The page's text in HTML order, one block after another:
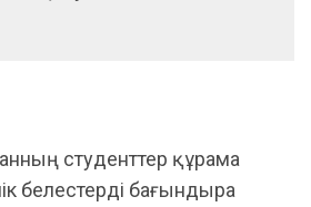
студенттер құрама
белестерді бағындыра